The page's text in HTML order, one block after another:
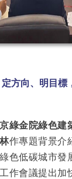
方向、明目標
綠金院綠色建
作專題背景介
色低碳城市發
作會議提出加